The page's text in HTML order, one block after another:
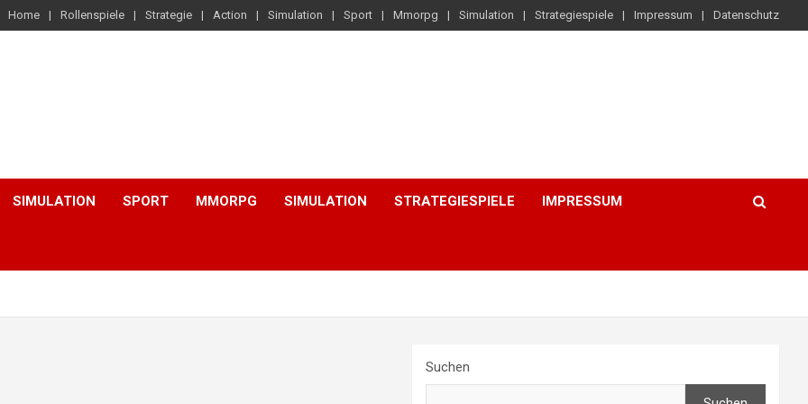
Home Rollenspiele Strategie Action Simulation Sport Mmorpg Simulation Strategiespiele Impressum Datenschutz
SIMULATION SPORT MMORPG SIMULATION STRATEGIESPIELE IMPRESSUM
Suchen